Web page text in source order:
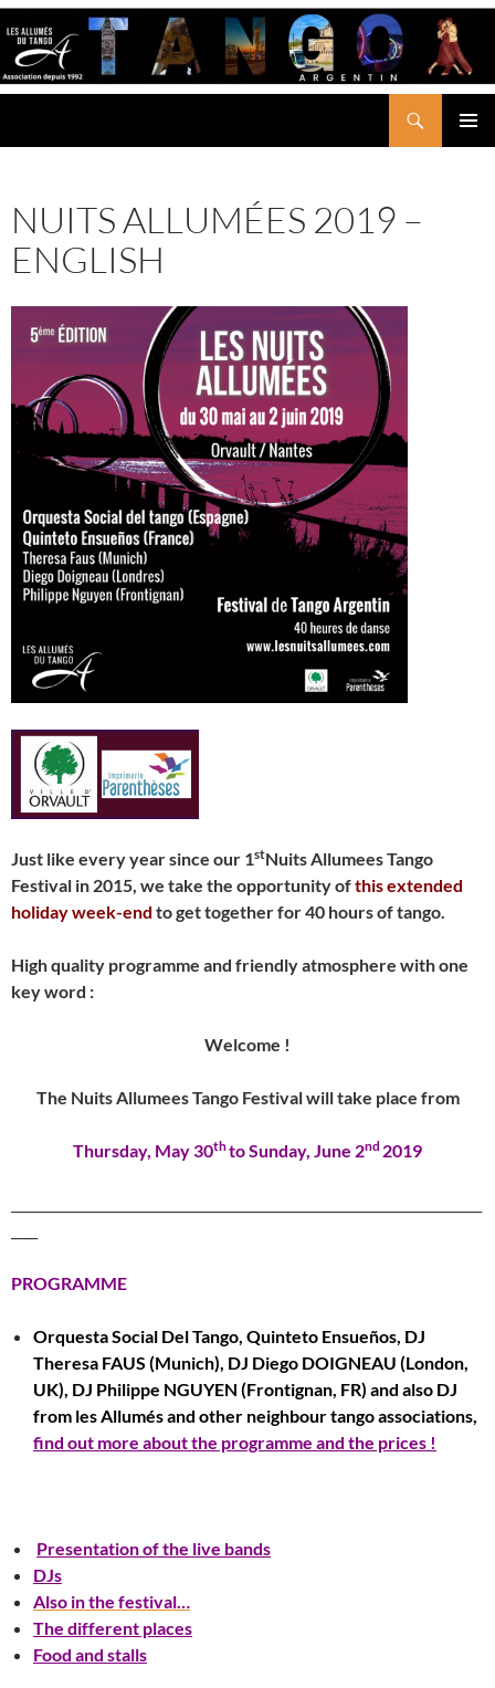
Aller
au
contenu
NUITS ALLUMÉES 2019 –
ENGLISH
Just like every year since our 1stNuits Allumees Tango
Festival in 2015, we take the opportunity ofthis extended
holiday week-end to get together for 40 hours of tango.
High quality programme and friendly atmosphere with one
key word :
Welcome !
The Nuits Allumees Tango Festival will take place from
Thursday, May 30thto Sunday, June 2nd 2019
PROGRAMME
Orquesta Social Del Tango, Quinteto Ensueños, DJ
Theresa FAUS (Munich), DJ Diego DOIGNEAU (London,
UK), DJ Philippe NGUYEN (Frontignan, FR) and also DJ
from les Allumés and other neighbour tango associations,
find out more about the programme and the prices !
Presentation of the live bands
DJs
Also in the festival…
The different places
Food and stalls